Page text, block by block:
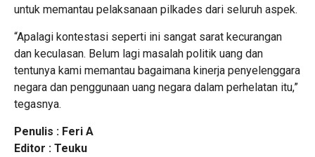
untuk memantau pelaksanaan pilkades dari seluruh aspek.
“Apalagi kontestasi seperti ini sangat sarat kecurangan
dan keculasan. Belum lagi masalah politik uang dan
tentunya kami memantau bagaimana kinerja penyelenggara
negara dan penggunaan uang negara dalam perhelatan itu,”
tegasnya.
Penulis : Feri A
Editor : Teuku